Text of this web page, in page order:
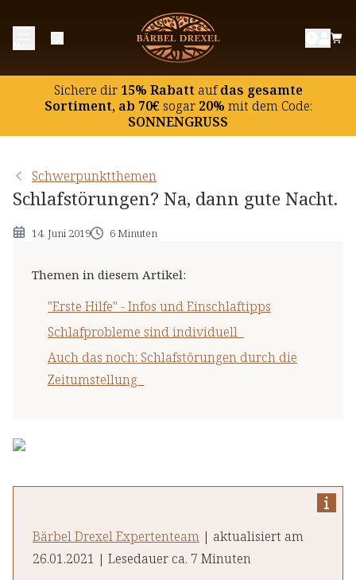
Sichere dir15% Rabatt aufdas gesamte
Sortiment, ab 70€ sogar20% mit dem Code:
SONNENGRUSS
Schwerpunktthemen
Schlafstörungen? Na, dann gute Nacht.
14. Juni 2019 6 Minuten
Themen in diesem Artikel:
"Erste Hilfe" - Infos und Einschlaftipps
Schlafprobleme sind individuell
Auch das noch: Schlafstörungen durch die
Zeitumstellung
"Erste Hilfe" - Infos und Einschlaftipps
Schlafprobleme sind individuell
Auch das noch: Schlafstörungen durch die
Zeitumstellung
Bärbel Drexel Expertenteam | aktualisiert am
26.01.2021 | Lesedauer ca. 7 Minuten